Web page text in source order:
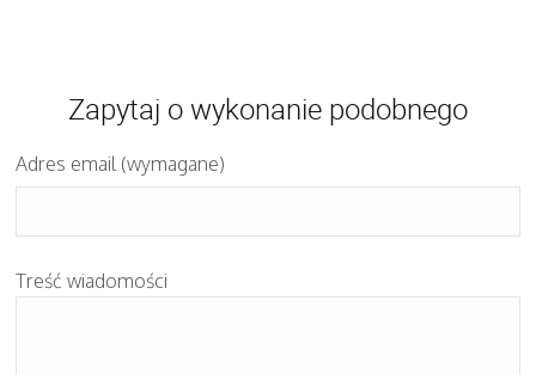
Zapytaj o wykonanie podobnego
Adres email (wymagane)
Treść wiadomości